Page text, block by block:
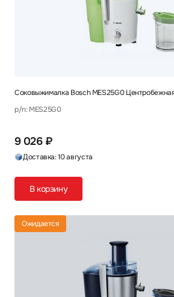
Соковыжималка Bosch MES25G0
p/n: MES25G0
9 026 ₽
Доставка: 10 августа
В корзину
Ожидается